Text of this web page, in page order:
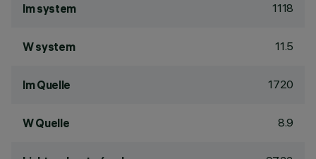
lm system 1118
W system 11.5
lm Quelle 1720
W Quelle 8.9